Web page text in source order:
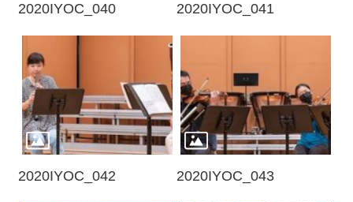
2020IYOC_040 2020IYOC_041
2020IYOC_042 2020IYOC_043